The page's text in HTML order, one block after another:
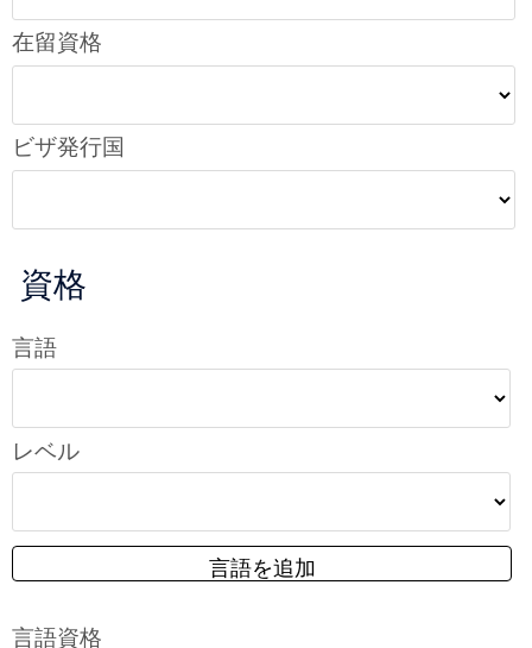
在留資格
ビザ発行国
資格
言語
レベル
言語を追加
言語資格